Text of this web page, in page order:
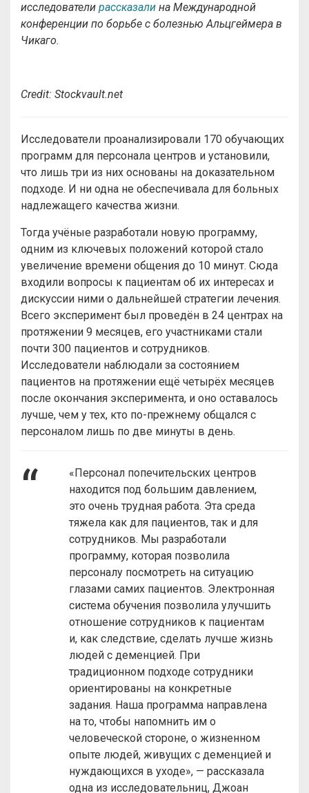
исследователи рассказали на Международной
конференции по борьбе с болезнью Альцгеймера в
Чикаго.
Credit: Stockvault.net
Исследователи проанализировали 170 обучающих
программ для персонала центров и установили,
что лишь три из них основаны на доказательном
подходе. И ни одна не обеспечивала для больных
надлежащего качества жизни.
Тогда учёные разработали новую программу,
одним из ключевых положений которой стало
увеличение времени общения до 10 минут. Сюда
входили вопросы к пациентам об их интересах и
дискуссии ними о дальнейшей стратегии лечения.
Всего эксперимент был проведён в 24 центрах на
протяжении 9 месяцев, его участниками стали
почти 300 пациентов и сотрудников.
Исследователи наблюдали за состоянием
пациентов на протяжении ещё четырёх месяцев
после окончания эксперимента, и оно оставалось
лучше, чем у тех, кто по-прежнему общался с
персоналом лишь по две минуты в день.
«Персонал попечительских центров
находится под большим давлением,
это очень трудная работа. Эта среда
тяжела как для пациентов, так и для
сотрудников. Мы разработали
программу, которая позволила
персоналу посмотреть на ситуацию
глазами самих пациентов. Электронная
система обучения позволила улучшить
отношение сотрудников к пациентам
и, как следствие, сделать лучше жизнь
людей с деменцией. При
традиционном подходе сотрудники
ориентированы на конкретные
задания. Наша программа направлена
на то, чтобы напомнить им о
человеческой стороне, о жизненном
опыте людей, живущих с деменцией и
нуждающихся в уходе», — рассказала
одна из исследовательниц, Джоан